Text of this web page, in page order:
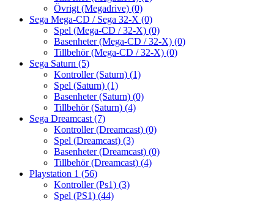
Övrigt (Megadrive) (0)
Sega Mega-CD / Sega 32-X (0)
Spel (Mega-CD / 32-X) (0)
Basenheter (Mega-CD / 32-X) (0)
Tillbehör (Mega-CD / 32-X) (0)
Sega Saturn (5)
Kontroller (Saturn) (1)
Spel (Saturn) (1)
Basenheter (Saturn) (0)
Tillbehör (Saturn) (4)
Sega Dreamcast (7)
Kontroller (Dreamcast) (0)
Spel (Dreamcast) (3)
Basenheter (Dreamcast) (0)
Tillbehör (Dreamcast) (4)
Playstation 1 (56)
Kontroller (Ps1) (3)
Spel (PS1) (44)